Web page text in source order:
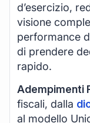
d’esercizio,
visione
performance
di prendere
rapido.
Adempimenti
fiscali, dalla
al modello